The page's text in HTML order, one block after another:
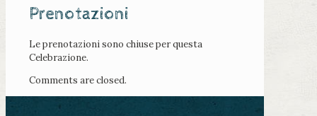
Prenotazioni
Le prenotazioni sono chiuse per questa
Celebrazione.
Comments are closed.